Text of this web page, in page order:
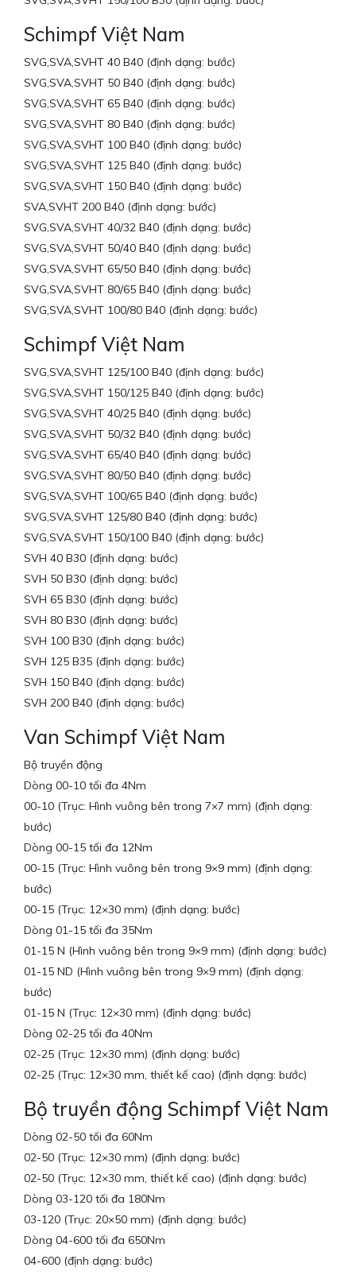
Schimpf Việt Nam
SVG,SVA,SVHT 40 B40 (định dạng: bước)
SVG,SVA,SVHT 50 B40 (định dạng: bước)
SVG,SVA,SVHT 65 B40 (định dạng: bước)
SVG,SVA,SVHT 80 B40 (định dạng: bước)
SVG,SVA,SVHT 100 B40 (định dạng: bước)
SVG,SVA,SVHT 125 B40 (định dạng: bước)
SVG,SVA,SVHT 150 B40 (định dạng: bước)
SVA,SVHT 200 B40 (định dạng: bước)
SVG,SVA,SVHT 40/32 B40 (định dạng: bước)
SVG,SVA,SVHT 50/40 B40 (định dạng: bước)
SVG,SVA,SVHT 65/50 B40 (định dạng: bước)
SVG,SVA,SVHT 80/65 B40 (định dạng: bước)
SVG,SVA,SVHT 100/80 B40 (định dạng: bước)
Schimpf Việt Nam
SVG,SVA,SVHT 125/100 B40 (định dạng: bước)
SVG,SVA,SVHT 150/125 B40 (định dạng: bước)
SVG,SVA,SVHT 40/25 B40 (định dạng: bước)
SVG,SVA,SVHT 50/32 B40 (định dạng: bước)
SVG,SVA,SVHT 65/40 B40 (định dạng: bước)
SVG,SVA,SVHT 80/50 B40 (định dạng: bước)
SVG,SVA,SVHT 100/65 B40 (định dạng: bước)
SVG,SVA,SVHT 125/80 B40 (định dạng: bước)
SVG,SVA,SVHT 150/100 B40 (định dạng: bước)
SVH 40 B30 (định dạng: bước)
SVH 50 B30 (định dạng: bước)
SVH 65 B30 (định dạng: bước)
SVH 80 B30 (định dạng: bước)
SVH 100 B30 (định dạng: bước)
SVH 125 B35 (định dạng: bước)
SVH 150 B40 (định dạng: bước)
SVH 200 B40 (định dạng: bước)
Van Schimpf Việt Nam
Bộ truyền động
Dòng 00-10 tối đa 4Nm
00-10 (Trục: Hình vuông bên trong 7×7 mm) (định dạng:
bước)
Dòng 00-15 tối đa 12Nm
00-15 (Trục: Hình vuông bên trong 9×9 mm) (định dạng:
bước)
00-15 (Trục: 12×30 mm) (định dạng: bước)
Dòng 01-15 tối đa 35Nm
01-15 N (Hình vuông bên trong 9×9 mm) (định dạng: bước)
01-15 ND (Hình vuông bên trong 9×9 mm) (định dạng:
bước)
01-15 N (Trục: 12×30 mm) (định dạng: bước)
Dòng 02-25 tối đa 40Nm
02-25 (Trục: 12×30 mm) (định dạng: bước)
02-25 (Trục: 12×30 mm, thiết kế cao) (định dạng: bước)
Bộ truyền động Schimpf Việt Nam
Dòng 02-50 tối đa 60Nm
02-50 (Trục: 12×30 mm) (định dạng: bước)
02-50 (Trục: 12×30 mm, thiết kế cao) (định dạng: bước)
Dòng 03-120 tối đa 180Nm
03-120 (Trục: 20×50 mm) (định dạng: bước)
Dòng 04-600 tối đa 650Nm
04-600 (định dạng: bước)